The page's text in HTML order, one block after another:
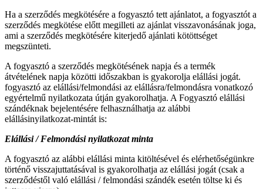
Ha a szerződés megkötésére a fogyasztó tett ajánlatot, a fogyasztót a
szerződés megkötése előtt megilleti az ajánlat visszavonásának joga,
ami a szerződés megkötésére kiterjedő ajánlati kötöttséget
megszünteti.
A fogyasztó a szerződés megkötésének napja és a termék
átvételének napja közötti időszakban is gyakorolja elállási jogát.
fogyasztó az elállási/felmondási az elállásra/felmondásra vonatkozó
egyértelmű nyilatkozata útján gyakorolhatja. A Fogyasztó elállási
szándéknak bejelentésére felhasználhatja az alábbi
elállásinyilatkozat-mintát is:
Elállási / Felmondási nyilatkozat minta
A fogyasztó az alábbi elállási minta kitöltésével és elérhetőségünkre
történő visszajuttatásával is gyakorolhatja az elállási jogát (csak a
szerződéstől való elállási / felmondási szándék esetén töltse ki és